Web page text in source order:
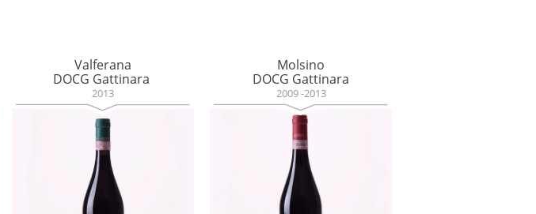
Valferana
DOCG Gattinara
2013
Molsino
DOCG Gattinara
2009 -2013